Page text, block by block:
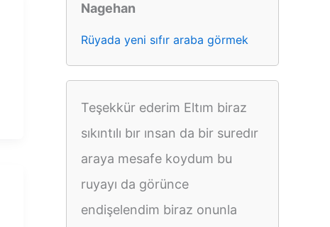
Nagehan
Rüyada yeni sıfır araba görmek
Teşekkür ederim Eltım biraz
sıkıntılı bır ınsan da bir suredır
araya mesafe koydum bu
ruyayı da görünce
endişelendim biraz onunla